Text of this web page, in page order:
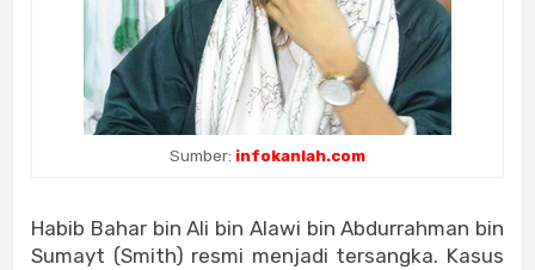
Sumber: infokanlah.com
Habib Bahar bin Ali bin Alawi bin Abdurrahman bin
Sumayt (Smith) resmi menjadi tersangka. Kasus